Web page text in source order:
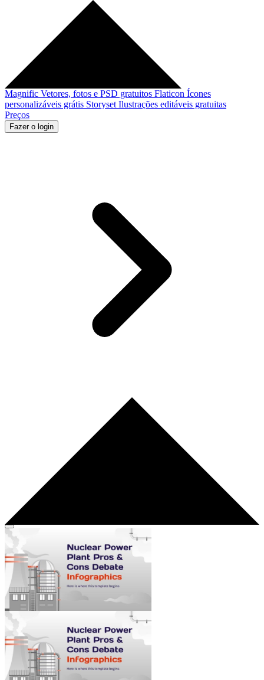
Magnific Vetores, fotos e PSD gratuitos Flaticon Ícones
personalizáveis grátis Storyset Ilustrações editáveis gratuitas
Preços
Fazer o login